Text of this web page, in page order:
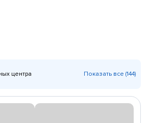
центра Показать все (144)